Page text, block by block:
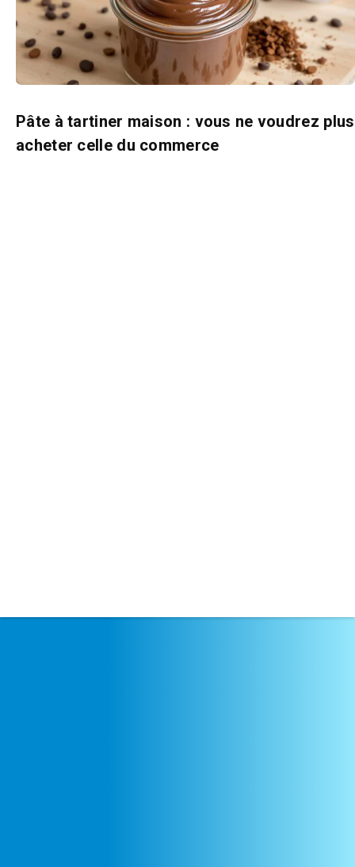
Pâte à tartiner maison : vous ne voudrez plus
acheter celle du commerce